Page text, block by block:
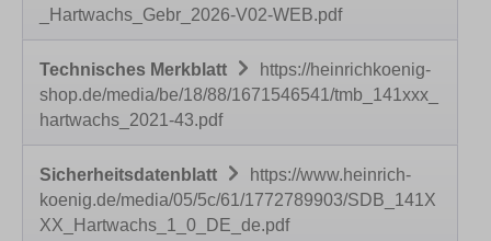
_Hartwachs_Gebr_2026-V02-WEB.pdf
Technisches Merkblatt
https://heinrichkoenig-
shop.de/media/be/18/88/1671546541/tmb_141xxx_
hartwachs_2021-43.pdf
Sicherheitsdatenblatt
https://www.heinrich-
koenig.de/media/05/5c/61/1772789903/SDB_141X
XX_Hartwachs_1_0_DE_de.pdf